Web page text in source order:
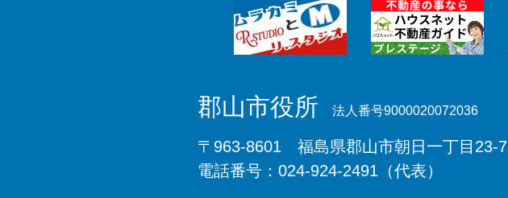
郡山市役所 法人番号9000020072036
〒963-8601 福島県郡山市朝日一丁目23-7
電話番号：024-924-2491（代表）